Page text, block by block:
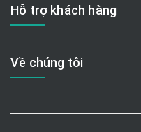
Hỗ trợ khách hàng
Về chúng tôi